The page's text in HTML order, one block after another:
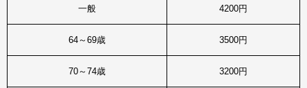
一般 4200円
64～69歳 3500円
70～74歳 3200円